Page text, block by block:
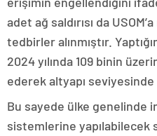
adet ağ saldırısı da
tedbirler alınmıştır.
2024 yılında 109 binin
ederek altyapı
Bu sayede ülke genelinde
sistemlerine yapılabilecek